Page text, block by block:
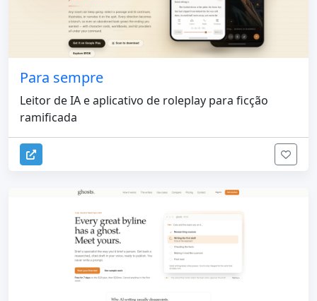
Para sempre
Leitor de IA e aplicativo de roleplay para ficção
ramificada